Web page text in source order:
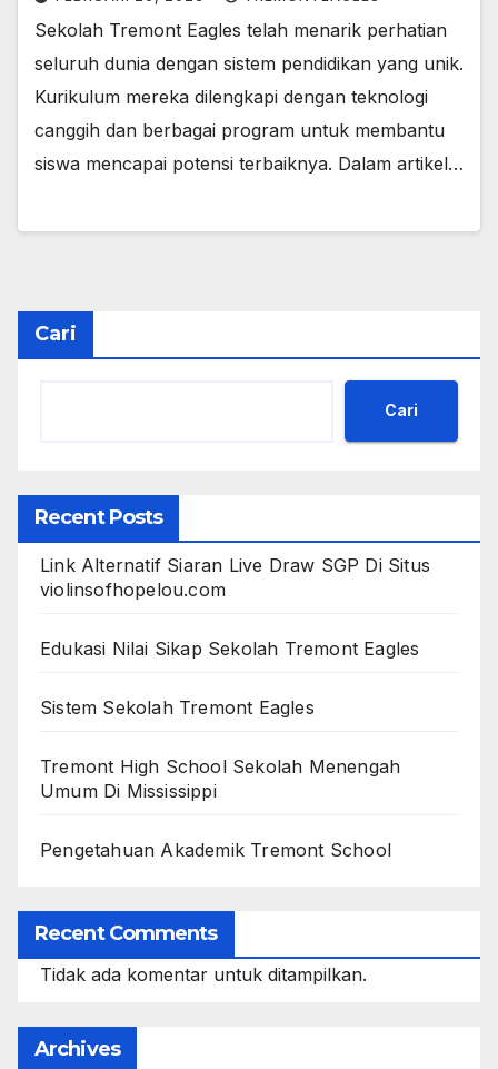
Sekolah Tremont Eagles telah menarik perhatian
seluruh dunia dengan sistem pendidikan yang unik.
Kurikulum mereka dilengkapi dengan teknologi
canggih dan berbagai program untuk membantu
siswa mencapai potensi terbaiknya. Dalam artikel…
Cari
Cari
Recent Posts
Link Alternatif Siaran Live Draw SGP Di Situs
violinsofhopelou.com
Edukasi Nilai Sikap Sekolah Tremont Eagles
Sistem Sekolah Tremont Eagles
Tremont High School Sekolah Menengah
Umum Di Mississippi
Pengetahuan Akademik Tremont School
Recent Comments
Tidak ada komentar untuk ditampilkan.
Archives